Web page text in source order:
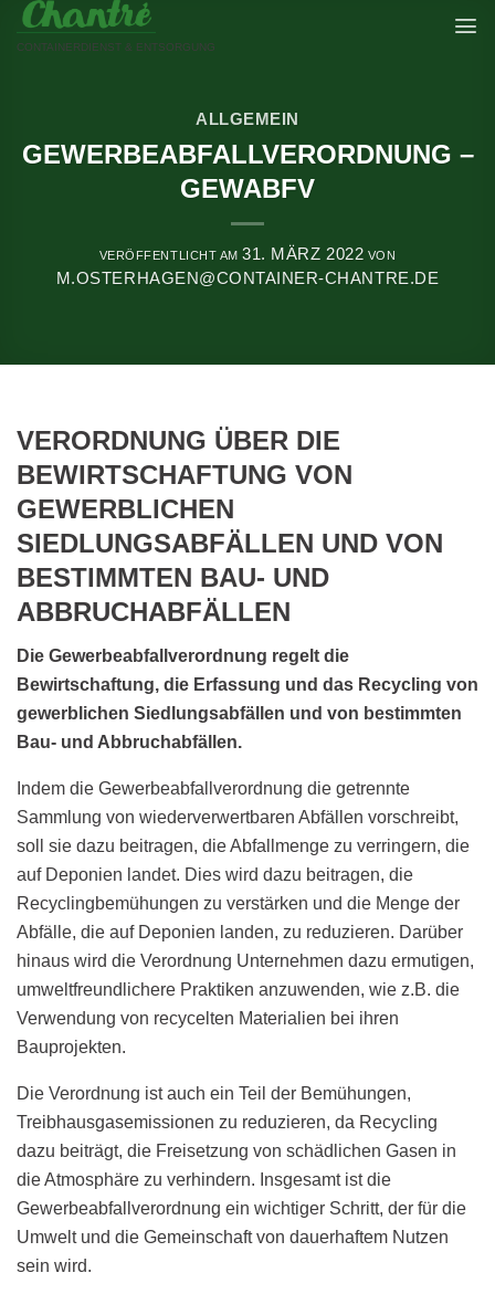
Skip
CONTAINERDIENST & ENTSORGUNG
ALLGEMEIN
GEWERBEABFALLVERORDNUNG –
GEWABFV
VERÖFFENTLICHT AM31. MÄRZ 2022 VON
M.OSTERHAGEN@CONTAINER-CHANTRE.DE
VERORDNUNG ÜBER DIE
BEWIRTSCHAFTUNG VON
GEWERBLICHEN
SIEDLUNGSABFÄLLEN UND VON
BESTIMMTEN BAU- UND
ABBRUCHABFÄLLEN
Die Gewerbeabfallverordnung regelt die
Bewirtschaftung, die Erfassung und das Recycling von
gewerblichen Siedlungsabfällen und von bestimmten
Bau- und Abbruchabfällen.
Indem die Gewerbeabfallverordnung die getrennte
Sammlung von wiederverwertbaren Abfällen vorschreibt,
soll sie dazu beitragen, die Abfallmenge zu verringern, die
auf Deponien landet. Dies wird dazu beitragen, die
Recyclingbemühungen zu verstärken und die Menge der
Abfälle, die auf Deponien landen, zu reduzieren. Darüber
hinaus wird die Verordnung Unternehmen dazu ermutigen,
umweltfreundlichere Praktiken anzuwenden, wie z.B. die
Verwendung von recycelten Materialien bei ihren
Bauprojekten.
Die Verordnung ist auch ein Teil der Bemühungen,
Treibhausgasemissionen zu reduzieren, da Recycling
dazu beiträgt, die Freisetzung von schädlichen Gasen in
die Atmosphäre zu verhindern. Insgesamt ist die
Gewerbeabfallverordnung ein wichtiger Schritt, der für die
Umwelt und die Gemeinschaft von dauerhaftem Nutzen
sein wird.